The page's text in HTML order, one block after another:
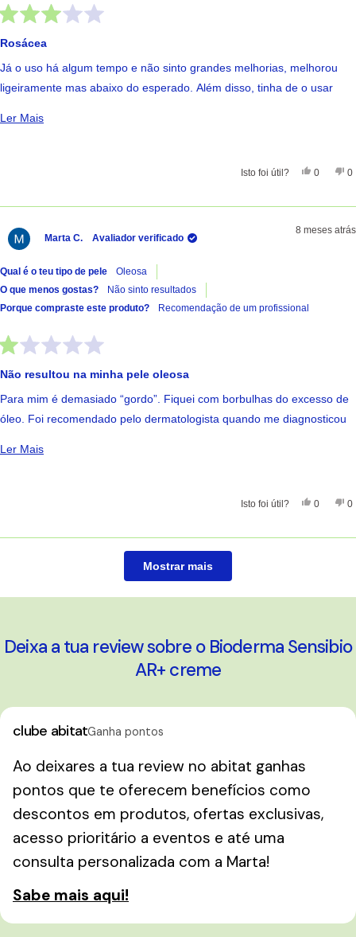
Rosácea
Já o uso há algum tempo e não sinto grandes melhorias, melhorou
ligeiramente mas abaixo do esperado. Além disso, tinha de o usar
um creme mais denso.
Ler MaisLer Mais Sobre Esta Avaliação
Isto foi útil? Sim,
0 0
Marta C. Avaliador verificado
8 meses atrás
Qual é o teu tipo de pele
Oleosa
O que menos gostas?
Não sinto resultados
Porque compraste este produto?
Recomendação de um profissional
Não resultou na minha pele oleosa
Para mim é demasiado “gordo”. Fiquei com borbulhas do excesso de
óleo. Foi recomendado pelo dermatologista quando me diagnosticou
Ler MaisLer Mais Sobre Esta Avaliação
Isto foi útil? Sim,
0 0
A carregar...
Mostrar mais
Deixa a tua review sobre o Bioderma Sensibio
AR+ creme
clube abitatGanha pontos
Ao deixares a tua review no abitat ganhas
pontos que te oferecem benefícios como
descontos em produtos, ofertas exclusivas,
acesso prioritário a eventos e até uma
consulta personalizada com a Marta!
Sabe mais aqui!